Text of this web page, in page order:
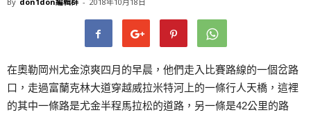
在奧勒岡州尤金涼爽四月的早晨，他們走入比賽路線的一個岔路
口，走過富蘭克林大道穿越威拉米特河上的一條行人天橋，這裡
的其中一條路是尤金半程馬拉松的道路，另一條是42公里的路